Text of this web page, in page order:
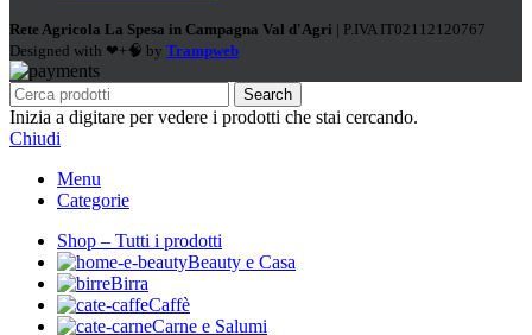
Rete Agricola La Spesa in Campagna Val d'Agri | P.IVA IT02112120767
Designed with ❤+🧠 by Trampweb
Search
Inizia a digitare per vedere i prodotti che stai cercando.
Chiudi
Menu
Categorie
Shop – Tutti i prodotti
Beauty e Casa
Birra
Caffè
Carne e Salumi